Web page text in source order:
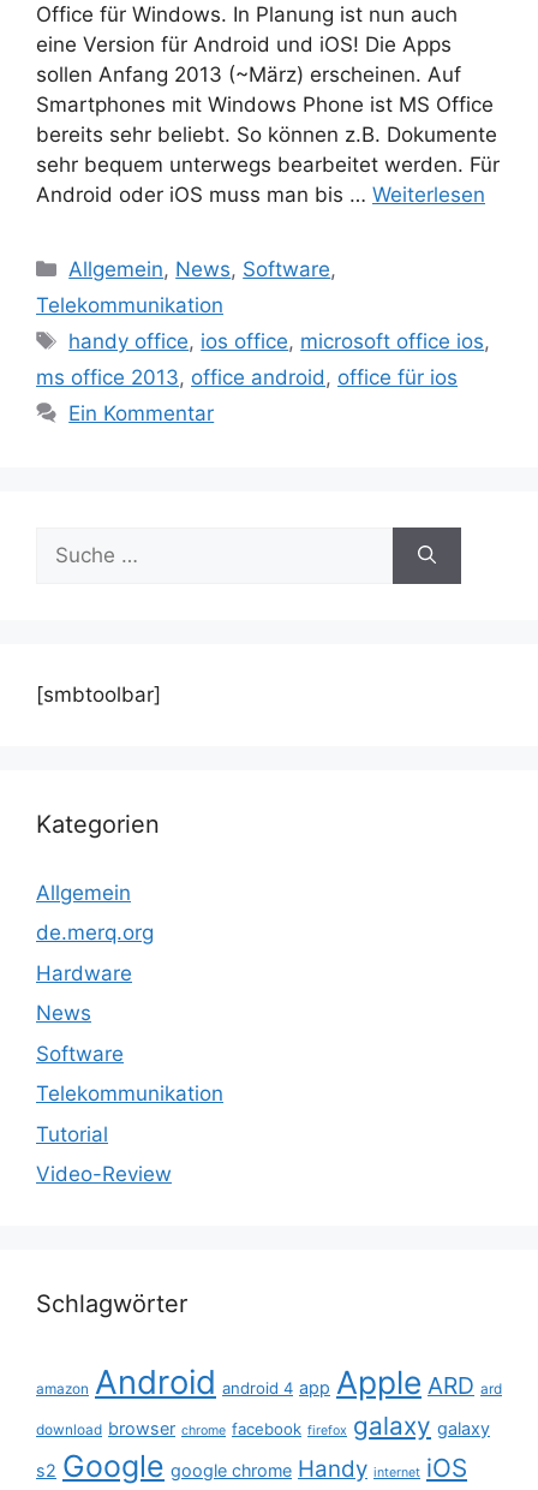
Office für Windows. In Planung ist nun auch
eine Version für Android und iOS! Die Apps
sollen Anfang 2013 (~März) erscheinen. Auf
Smartphones mit Windows Phone ist MS Office
bereits sehr beliebt. So können z.B. Dokumente
sehr bequem unterwegs bearbeitet werden. Für
Android oder iOS muss man bis … Weiterlesen
Kategorien
Allgemein, News, Software,
Telekommunikation
Schlagwörter
handy office, ios office, microsoft office ios,
ms office 2013, office android , office für ios
Ein Kommentar
nach:
[smbtoolbar]
Kategorien
Allgemein
de.merq.org
Hardware
News
Software
Telekommunikation
Tutorial
Video-Review
Schlagwörter
amazon Android android 4 app Apple ARD ard
download browser chrome facebook firefox galaxy galaxy
s2 Google google chrome Handy internet iOS